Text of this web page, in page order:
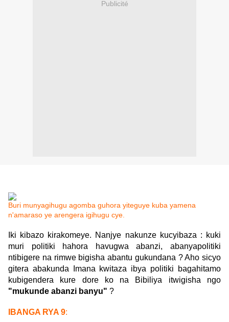
Publicité
Buri munyagihugu agomba guhora yiteguye kuba yamena
n'amaraso ye arengera igihugu cye.
Iki kibazo kirakomeye. Nanjye nakunze kucyibaza : kuki
muri politiki hahora havugwa abanzi, abanyapolitiki
ntibigere na rimwe bigisha abantu gukundana ? Aho sicyo
gitera abakunda Imana kwitaza ibya politiki bagahitamo
kubigendera kure dore ko na Bibiliya itwigisha ngo
"mukunde abanzi banyu" ?
IBANGA RYA 9: